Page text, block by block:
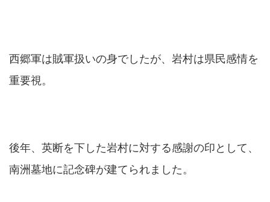
西郷軍は賊軍扱いの身でしたが、岩村は県民感情を
重要視。
後年、英断を下した岩村に対する感謝の印として、
南洲墓地に記念碑が建てられました。